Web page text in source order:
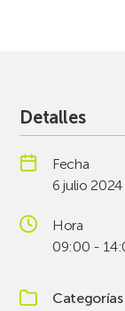
Detalles
Fecha
6 julio 2024
Hora
09:00 -
Categorías